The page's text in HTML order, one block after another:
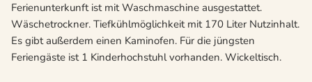
Ferienunterkunft ist mit Waschmaschine ausgestattet.
Wäschetrockner. Tiefkühlmöglichkeit mit 170 Liter Nutzinhalt.
Es gibt außerdem einen Kaminofen. Für die jüngsten
Feriengäste ist 1 Kinderhochstuhl vorhanden. Wickeltisch.